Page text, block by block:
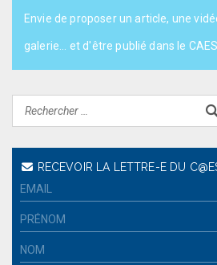
Envie de proposer un article, une
galerie... et d'être publié dans le
RECEVOIR LA LETTRE-E DU